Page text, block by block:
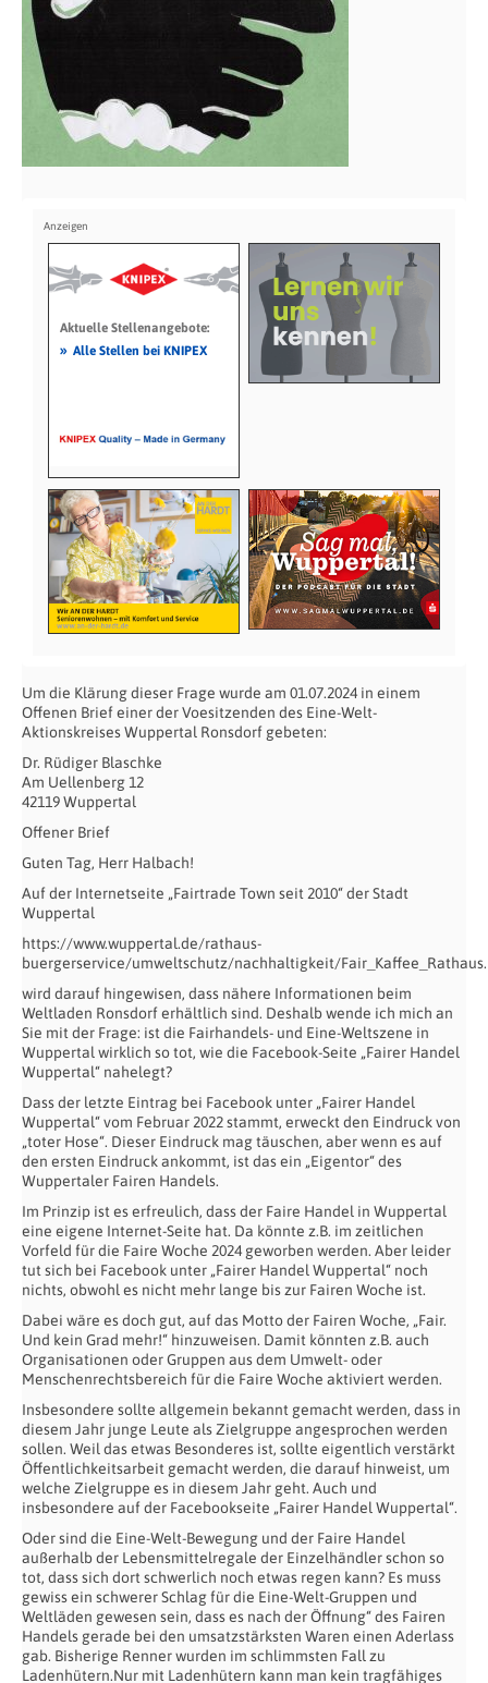
Aktuelle Stellenangebote:
» Alle Stellen bei KNIPEX
Um die Klärung dieser Frage wurde am 01.07.2024 in einem
Offenen Brief einer der Voesitzenden des Eine-Welt-
Aktionskreises Wuppertal Ronsdorf gebeten:
Dr. Rüdiger Blaschke
Am Uellenberg 12
42119 Wuppertal
Offener Brief
Guten Tag, Herr Halbach!
Auf der Internetseite „Fairtrade Town seit 2010“ der Stadt
Wuppertal
https://www.wuppertal.de/rathaus-
buergerservice/umweltschutz/nachhaltigkeit/
wird darauf hingewisen, dass nähere Informationen beim
Weltladen Ronsdorf erhältlich sind. Deshalb wende ich mich an
Sie mit der Frage: ist die Fairhandels- und Eine-Weltszene in
Wuppertal wirklich so tot, wie die Facebook-Seite „Fairer Handel
Wuppertal“ nahelegt?
Dass der letzte Eintrag bei Facebook unter „Fairer Handel
Wuppertal“ vom Februar 2022 stammt, erweckt den Eindruck von
„toter Hose“. Dieser Eindruck mag täuschen, aber wenn es auf
den ersten Eindruck ankommt, ist das ein „Eigentor“ des
Wuppertaler Fairen Handels.
Im Prinzip ist es erfreulich, dass der Faire Handel in Wuppertal
eine eigene Internet-Seite hat. Da könnte z.B. im zeitlichen
Vorfeld für die Faire Woche 2024 geworben werden. Aber leider
tut sich bei Facebook unter „Fairer Handel Wuppertal“ noch
nichts, obwohl es nicht mehr lange bis zur Fairen Woche ist.
Dabei wäre es doch gut, auf das Motto der Fairen Woche, „Fair.
Und kein Grad mehr!“ hinzuweisen. Damit könnten z.B. auch
Organisationen oder Gruppen aus dem Umwelt- oder
Menschenrechtsbereich für die Faire Woche aktiviert werden.
Insbesondere sollte allgemein bekannt gemacht werden, dass in
diesem Jahr junge Leute als Zielgruppe angesprochen werden
sollen. Weil das etwas Besonderes ist, sollte eigentlich verstärkt
Öffentlichkeitsarbeit gemacht werden, die darauf hinweist, um
welche Zielgruppe es in diesem Jahr geht. Auch und
insbesondere auf der Facebookseite „Fairer Handel Wuppertal“.
Oder sind die Eine-Welt-Bewegung und der Faire Handel
außerhalb der Lebensmittelregale der Einzelhändler schon so
tot, dass sich dort schwerlich noch etwas regen kann? Es muss
gewiss ein schwerer Schlag für die Eine-Welt-Gruppen und
Weltläden gewesen sein, dass es nach der Öffnung“ des Fairen
Handels gerade bei den umsatzstärksten Waren einen Aderlass
gab. Bisherige Renner wurden im schlimmsten Fall zu
Ladenhütern.Nur mit Ladenhütern kann man kein tragfähiges